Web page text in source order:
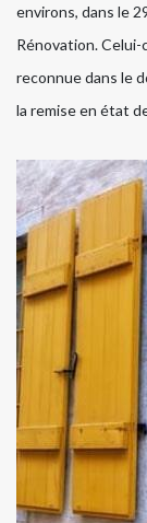
environs, dans le
Rénovation.
reconnue dans le
la remise en état